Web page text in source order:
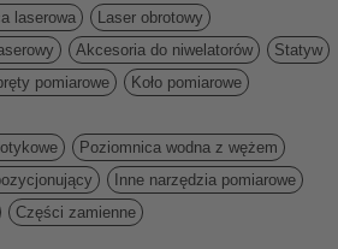
laserowa
Laser obrotowy
Akcesoria do niwelatorów
Statyw
pomiarowe
Koło pomiarowe
Poziomnica wodna z wężem
Inne narzędzia pomiarowe
Części zamienne